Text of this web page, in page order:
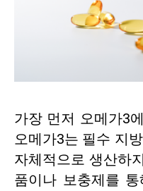
가장 먼저 오메가3
오메가3는 필수 지
자체적으로 생산하
품이나 보충제를